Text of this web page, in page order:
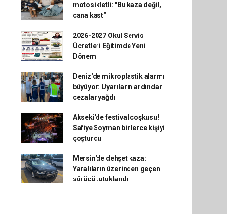
motosikletli: "Bu kaza değil,
cana kast"
2026-2027 Okul Servis
Ücretleri Eğitimde Yeni
Dönem
Deniz'de mikroplastik alarmı
büyüyor: Uyarıların ardından
cezalar yağdı
Akseki'de festival coşkusu!
Safiye Soyman binlerce kişiyi
çoşturdu
Mersin'de dehşet kaza:
Yaralıların üzerinden geçen
sürücü tutuklandı